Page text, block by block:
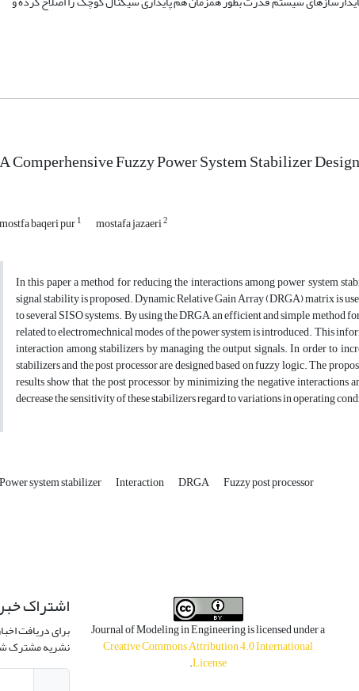
A Comperhensive Fuzzy Power System Stabilizer
mostfa baqeri pur1 mostafa jazaeri2
In this paper a method for reducing the interactions among power system
signal stability is proposed. Dynamic Relative Gain Array (DRGA) matrix is
to several SISO systems. By using the DRGA, an efficient and simple
related to electromechnical modes of the power system is introduced. This
interaction among stabilizers by managing the output signals. In order to
stabilizers and the post processor are designed based on fuzzy logic. The
results show that the post processor, by minimizing the negative
decrease the sensitivity of these stabilizers regard to variations in operating
Power system stabilizer Interaction DRGA Fuzzy post processor
Journal of Modeling in Engineering is licensed under a
Creative Commons Attribution 4.0 International
License
.
اشتراک
برای دریافت
نشریه مشترک